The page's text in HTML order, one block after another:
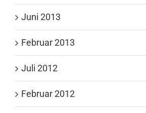
Juni 2013
Februar 2013
Juli 2012
Februar 2012